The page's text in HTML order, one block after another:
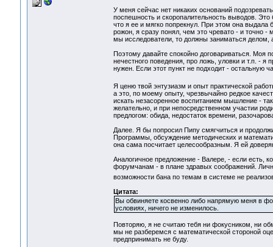
У меня сейчас нет никаких оснований
поспешность и скоропалительность выводов.
что я ее и мягко попрекнул. При этом она выдала
рожон, я сразу понял, чем это чревато - и точно
мы исследователи, то должны заниматься
Поэтому давайте спокойно договариваться. Моя
нечестного поведения, про ложь, уловки и т.п. - я
нужен. Если этот пункт не подходит - остальную
Я ценю твой энтузиазм и опыт практической
а это, по моему опыту, чрезвычайно редкое
искать незасоренное воспитанием мышление -
желательно, и при непосредственном участии
предлогом: обида, недостаток времени,
Далее. Я бы попросил Пипу смягчиться и
Программы, обсуждение методических и
она сама посчитает целесообразным. Я ей
Аналогичное предложение - Валере, - если есть,
форумчанам - в плане здравых соображений.
возможности бана по темам в системе не
Цитата:
Вы обвиняете косвенно либо напрямую меня в
условиях, ничего не изменилось.
Повторяю, я не считаю тебя ни фокусником, ни
мы не разберемся с математической стороной
предпринимать не буду.